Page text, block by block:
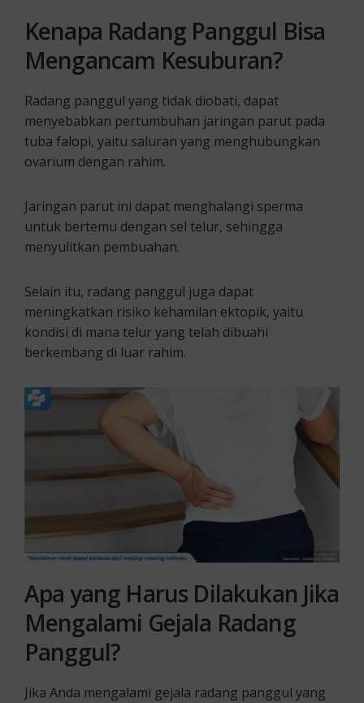
Kenapa Radang Panggul Bisa
Mengancam Kesuburan?
Radang panggul yang tidak diobati, dapat
menyebabkan pertumbuhan jaringan parut pada
tuba falopi, yaitu saluran yang menghubungkan
ovarium dengan rahim.
Jaringan parut ini dapat menghalangi sperma
untuk bertemu dengan sel telur, sehingga
menyulitkan pembuahan.
Selain itu, radang panggul juga dapat
meningkatkan risiko kehamilan ektopik, yaitu
kondisi di mana telur yang telah dibuahi
berkembang di luar rahim.
Apa yang Harus Dilakukan Jika
Mengalami Gejala Radang
Panggul?
Jika Anda mengalami gejala radang panggul yang